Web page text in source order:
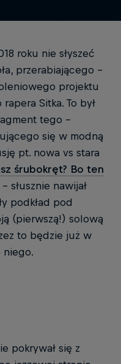
roku nie słyszeć
przerabiającego –
projektu
Sitka. To był
tego –
się w modną
pt. nowa vs stara
śrubokręt? Bo ten
– słusznie nawijał
podkład pod
(pierwszą!) solową
to będzie już w
niego.
pokrywał się z